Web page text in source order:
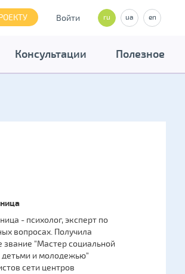
Войти ru ua en
Консультации Полезное
- психолог, эксперт по
вопросах. Получила
звание "Мастер социальной
детьми и молодежью"
сети центров